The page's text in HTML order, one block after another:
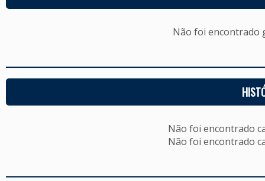
Não foi encontrado
Não foi encontrado
Não foi encontrado